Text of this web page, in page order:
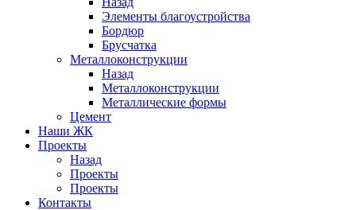
Элементы благоустройства
Бордюр
Брусчатка
Металлоконструкции
Назад
Металлоконструкции
Металлические формы
Цемент
Наши ЖК
Проекты
Назад
Проекты
Проекты
Контакты